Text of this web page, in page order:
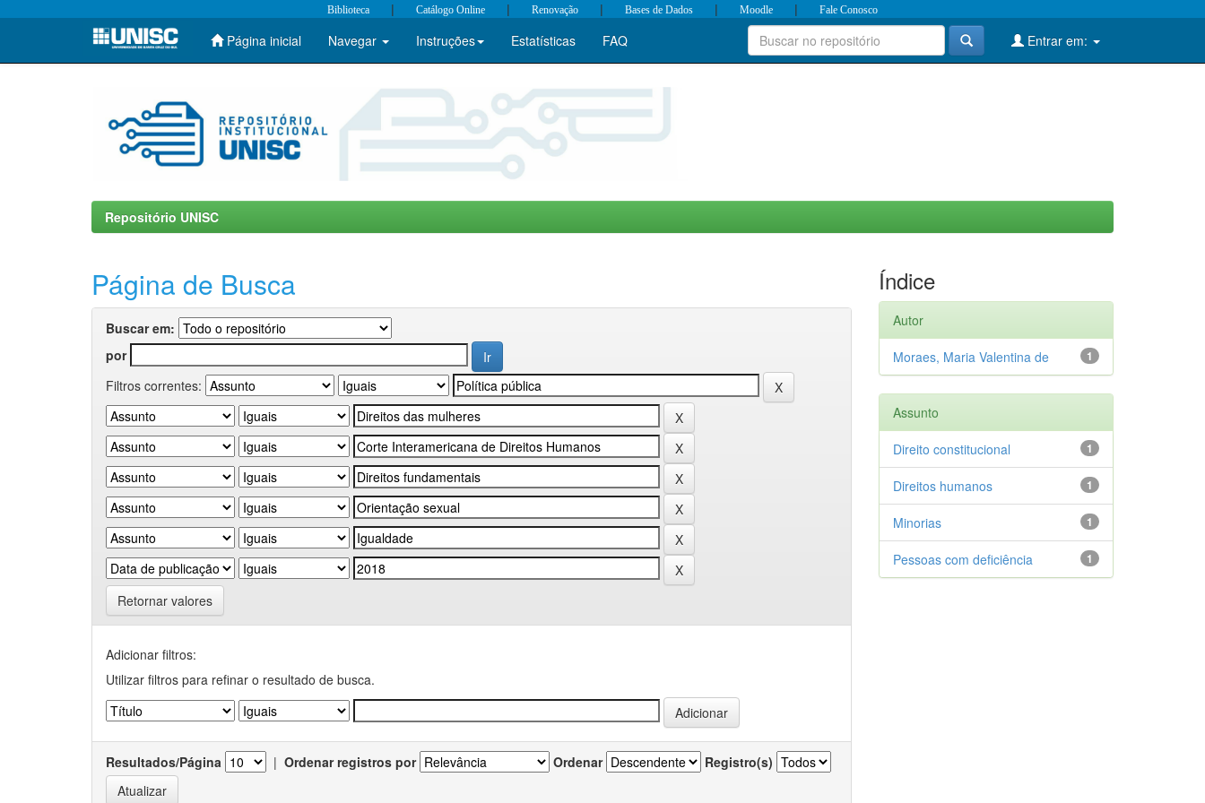
Skip
Biblioteca | Catálogo Online | Renovação | Bases de Dados | Moodle | Fale Conosco
Página inicial Navegar Instruções Estatísticas FAQ Entrar em:
Repositório UNISC
Página de Busca
Buscar em:
por
Filtros correntes:
Retornar valores
Adicionar filtros:
Utilizar filtros para refinar o resultado de busca.
Resultados/Página | Ordenar registros por Ordenar Registro(s)
Índice
Autor
1
Moraes, Maria Valentina de
Assunto
1
Direito constitucional
1
Direitos humanos
1
Minorias
1
Pessoas com deficiência